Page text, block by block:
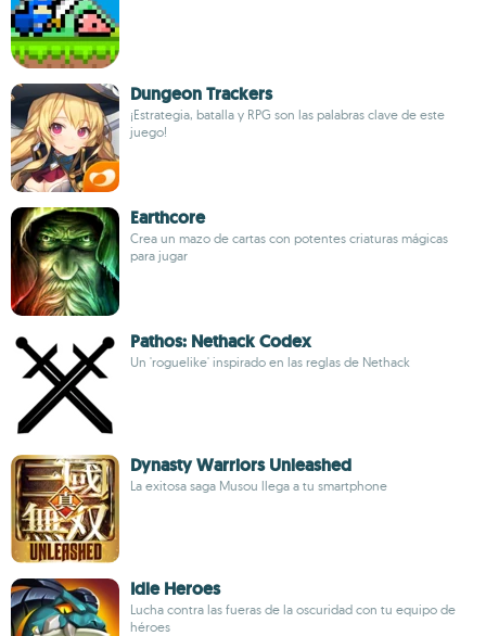
Dungeon Trackers
¡Estrategia, batalla y RPG son las palabras clave de este
juego!
Earthcore
Crea un mazo de cartas con potentes criaturas mágicas
para jugar
Pathos: Nethack Codex
Un 'roguelike' inspirado en las reglas de Nethack
Dynasty Warriors Unleashed
La exitosa saga Musou llega a tu smartphone
Idle Heroes
Lucha contra las fueras de la oscuridad con tu equipo de
héroes